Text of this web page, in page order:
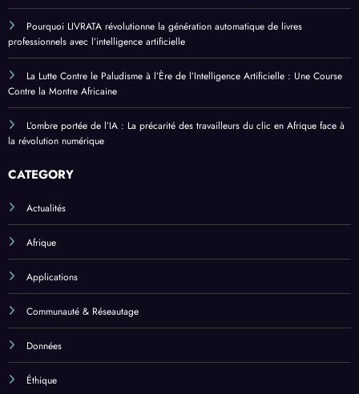
Pourquoi LIVRATA révolutionne la génération automatique de livres
professionnels avec l’intelligence artificielle
La Lutte Contre le Paludisme à l’Ère de l’Intelligence Artificielle : Une Course
Contre la Montre Africaine
L’ombre portée de l’IA : La précarité des travailleurs du clic en Afrique face à
la révolution numérique
CATEGORY
Actualités
Afrique
Applications
Communauté & Réseautage
Données
Éthique